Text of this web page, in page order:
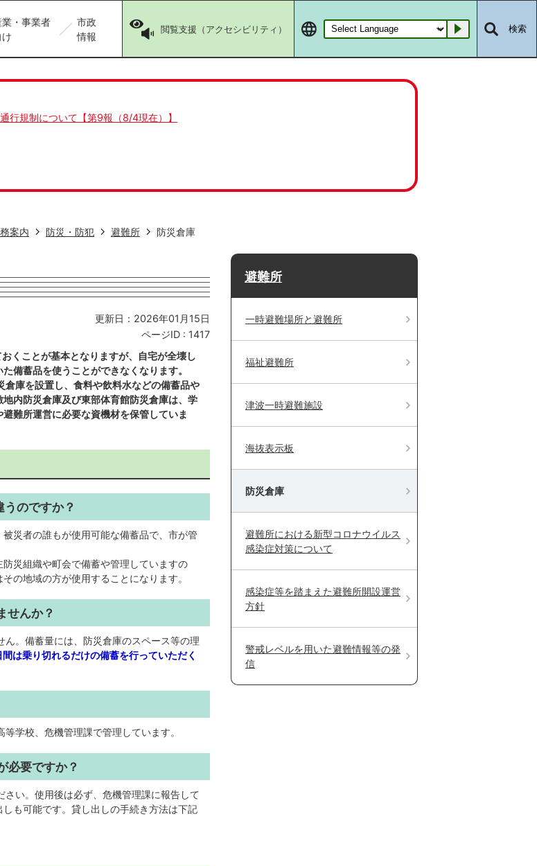
業・事業者
け
市政
情報
閲覧支援（アクセシビリティ） Go 検索
行規制について【第9報（8/4現在）】
案内 防災・防犯 避難所 防災倉庫
更新日：2026年01月15日
ページID : 1417
くことが基本となりますが、自宅が全壊し
備蓄品を使うことができなくなります。
庫を設置し、食料や飲料水などの備蓄品や
内防災倉庫及び東部体育館防災倉庫は、学
難所運営に必要な資機材を保管していま
のですか？
災者の誰もが使用可能な備蓄品で、市が管
災組織や町会で備蓄や管理していますの
の地域の方が使用することになります。
せんか？
。備蓄量には、防災倉庫のスペース等の理
は乗り切れるだけの備蓄を行っていただく
学校、危機管理課で管理しています。
必要ですか？
い。使用後は必ず、危機管理課に報告して
も可能です。貸し出しの手続き方法は下記
避難所
一時避難場所と避難所
福祉避難所
津波一時避難施設
海抜表示板
防災倉庫
避難所における新型コロナウイルス
感染症対策について
感染症等を踏まえた避難所開設運営
方針
警戒レベルを用いた避難情報等の発
信